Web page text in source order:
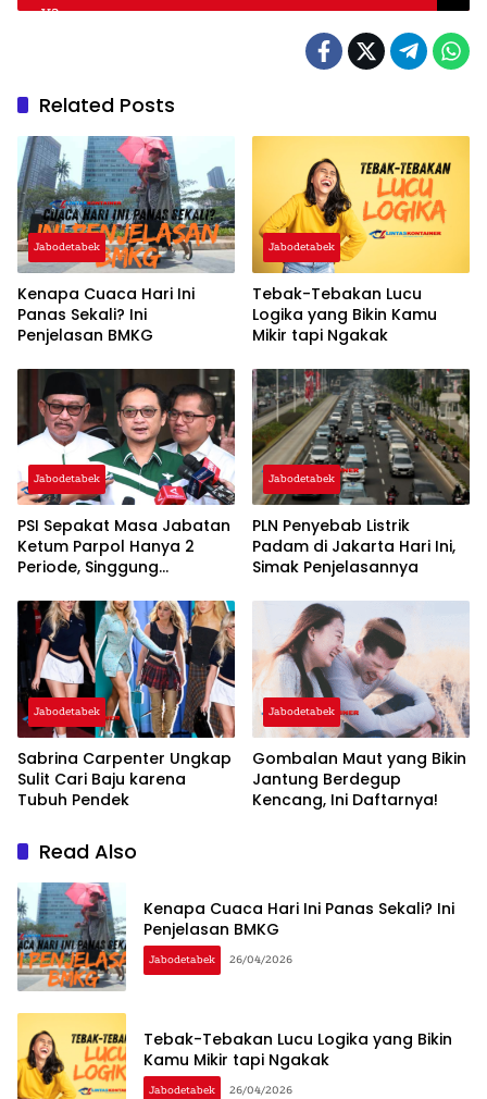
Related Posts
Jabodetabek
Kenapa Cuaca Hari Ini
Panas Sekali? Ini
Penjelasan BMKG
Jabodetabek
Tebak-Tebakan Lucu
Logika yang Bikin Kamu
Mikir tapi Ngakak
Jabodetabek
PSI Sepakat Masa Jabatan
Ketum Parpol Hanya 2
Periode, Singgung
‘Warisan’
Jabodetabek
PLN Penyebab Listrik
Padam di Jakarta Hari Ini,
Simak Penjelasannya
Jabodetabek
Sabrina Carpenter Ungkap
Sulit Cari Baju karena
Tubuh Pendek
Jabodetabek
Gombalan Maut yang Bikin
Jantung Berdegup
Kencang, Ini Daftarnya!
Read Also
Kenapa Cuaca Hari Ini Panas Sekali? Ini
Penjelasan BMKG
Jabodetabek 26/04/2026
Tebak-Tebakan Lucu Logika yang Bikin
Kamu Mikir tapi Ngakak
Jabodetabek 26/04/2026